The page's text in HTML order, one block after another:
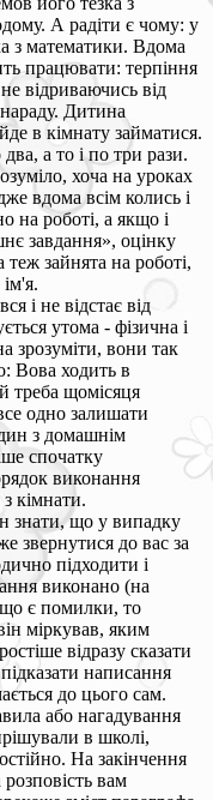
А радіти є чому: у
з математики. Вдома
працювати: терпіння
відриваючись від
Дитина
в кімнату займатися.
а то і по три рази.
хоча на уроках
вдома всім колись і
на роботі, а якщо і
завдання», оцінку
зайнята на роботі,
і не відстає від
утома - фізична і
зрозуміти, вони так
Вова ходить в
треба щомісяця
одно залишати
з домашнім
спочатку
виконання
кімнати.
знати, що у випадку
звернутися до вас за
підходити і
виконано (на
є помилки, то
міркував, яким
відразу сказати
написання
до цього сам.
або нагадування
в школі,
На закінчення
вам